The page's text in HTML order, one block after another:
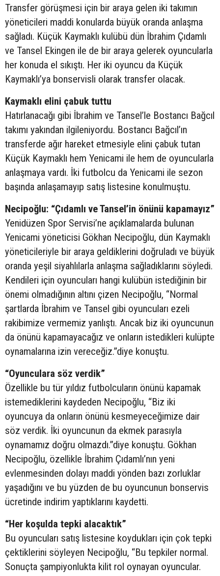
Transfer görüşmesi için bir araya gelen iki takımın
yöneticileri maddi konularda büyük oranda anlaşma
sağladı. Küçük Kaymaklı kulübü dün İbrahim Çıdamlı
ve Tansel Ekingen ile de bir araya gelerek oyuncularla
her konuda el sıkıştı. Her iki oyuncu da Küçük
Kaymaklı’ya bonservisli olarak transfer olacak.
Kaymaklı elini çabuk tuttu
Hatırlanacağı gibi İbrahim ve Tansel’le Bostancı Bağcıl
takımı yakından ilgileniyordu. Bostancı Bağcıl’ın
transferde ağır hareket etmesiyle elini çabuk tutan
Küçük Kaymaklı hem Yenicami ile hem de oyuncularla
anlaşmaya vardı. İki futbolcu da Yenicami ile sezon
başında anlaşamayıp satış listesine konulmuştu.
Necipoğlu: “Çıdamlı ve Tansel’in önünü kapamayız”
Yenidüzen Spor Servisi’ne açıklamalarda bulunan
Yenicami yöneticisi Gökhan Necipoğlu, dün Kaymaklı
yöneticileriyle bir araya geldiklerini doğruladı ve büyük
oranda yeşil siyahlılarla anlaşma sağladıklarını söyledi.
Kendileri için oyuncuları hangi kulübün istediğinin bir
önemi olmadığının altını çizen Necipoğlu, “Normal
şartlarda İbrahim ve Tansel gibi oyuncuları ezeli
rakibimize vermemiz yanlıştı. Ancak biz iki oyuncunun
da önünü kapamayacağız ve onların istedikleri kulüpte
oynamalarına izin vereceğiz.”diye konuştu.
“Oyunculara söz verdik”
Özellikle bu tür yıldız futbolcuların önünü kapamak
istemediklerini kaydeden Necipoğlu, “Biz iki
oyuncuya da onların önünü kesmeyeceğimize dair
söz verdik. İki oyuncunun da ekmek parasıyla
oynamamız doğru olmazdı.”diye konuştu. Gökhan
Necipoğlu, özellikle İbrahim Çıdamlı’nın yeni
evlenmesinden dolayı maddi yönden bazı zorluklar
yaşadığını ve bu yüzden de bu oyuncunun bonservis
ücretinde indirim yaptıklarını kaydetti.
“Her koşulda tepki alacaktık”
Bu oyuncuları satış listesine koydukları için çok tepki
çektiklerini söyleyen Necipoğlu, “Bu tepkiler normal.
Sonuçta şampiyonlukta kilit rol oynayan oyuncular.